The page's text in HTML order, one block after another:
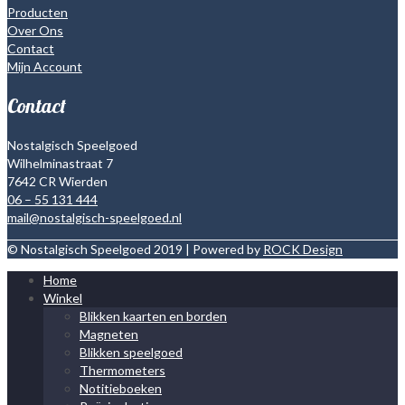
Producten
Over Ons
Contact
Mijn Account
Contact
Nostalgisch Speelgoed
Wilhelminastraat 7
7642 CR Wierden
06 – 55 131 444
mail@nostalgisch-speelgoed.nl
© Nostalgisch Speelgoed 2019 | Powered by ROCK Design
Home
Winkel
Blikken kaarten en borden
Magneten
Blikken speelgoed
Thermometers
Notitieboeken